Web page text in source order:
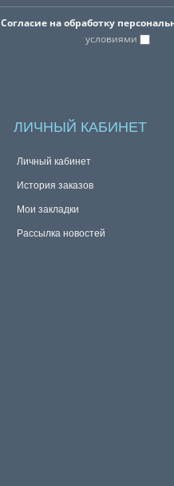
Согласие на обработку
условиями
ЛИЧНЫЙ КАБИНЕТ
Личный кабинет
История заказов
Мои закладки
Рассылка новостей